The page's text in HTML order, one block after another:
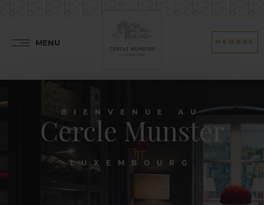
MENU MEMBRE
BIENVENUE AU
Cercle Munster
LUXEMBOURG